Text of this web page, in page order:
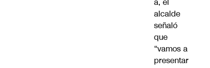
alcalde
señaló
que
“vamos a
presentar